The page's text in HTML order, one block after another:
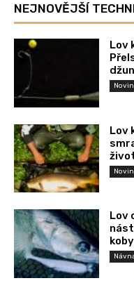
NEJNOVĚJŠÍ
Lov
Lov
Lov